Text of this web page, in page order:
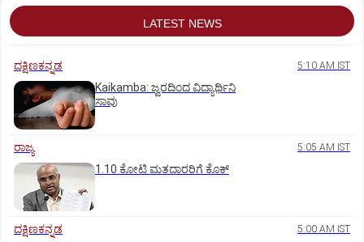
LATEST NEWS
ದಕ್ಷಿಣಕನ್ನಡ 5:10 AM IST
Kaikamba: ಜ್ವರದಿಂದ ವಿದ್ಯಾರ್ಥಿನಿ
ಸಾವು
ರಾಜ್ಯ 5:05 AM IST
1.10 ಕೋಟಿ ಮತದಾರರಿಗೆ ಕೊಕ್‌
ದಕ್ಷಿಣಕನ್ನಡ 5:00 AM IST